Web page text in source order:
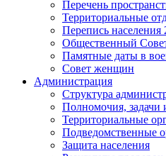
Перечень
Территориальные
Перепись населения
Общественный
Памятные даты в
Совет женщин
Администрация
Структура
Полномочия, задачи
Территориальные
Подведомственные
Защита населения